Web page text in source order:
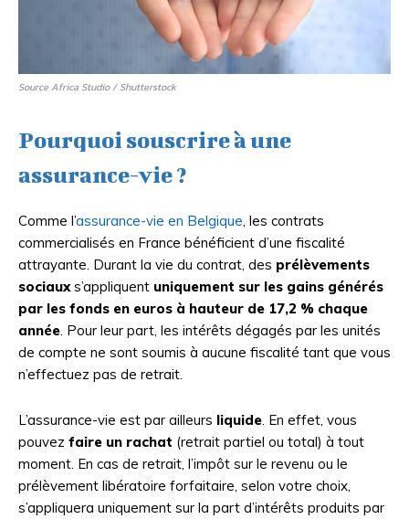
Source Africa Studio / Shutterstock
Pourquoi souscrire à une
assurance-vie ?
Comme l’assurance-vie en Belgique , les contrats
commercialisés en France bénéficient d’une fiscalité
attrayante. Durant la vie du contrat, des prélèvements
sociauxs’appliquent uniquement sur les gains générés
par les fonds en euros à hauteur de 17,2 % chaque
année . Pour leur part, les intérêts dégagés par les unités
de compte ne sont soumis à aucune fiscalité tant que vous
n’effectuez pas de retrait.
L’assurance-vie est par ailleurs liquide . En effet, vous
pouvez faire un rachat (retrait partiel ou total) à tout
moment. En cas de retrait, l’impôt sur le revenu ou le
prélèvement libératoire forfaitaire, selon votre choix,
s’appliquera uniquement sur la part d’intérêts produits par